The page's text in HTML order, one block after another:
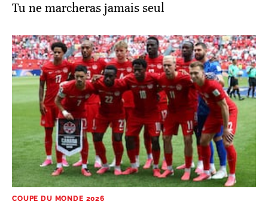
Tu ne marcheras jamais seul
COUPE DU MONDE 2026